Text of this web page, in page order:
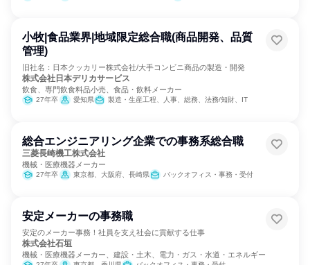
小牧|食品業界|地域限定総合職(商品開発、品質
管理)
旧社名：日本クッカリー株式会社/大手コンビニ商品の製造・開発
株式会社日本デリカサービス
飲食、専門飲食料品小売、食品・飲料メーカー
27年卒 愛知県 製造・生産工程、人事、総務、法務/知財、IT
総合エンジニアリング企業での事務系総合職
三菱長崎機工株式会社
機械・医療機器メーカー
27年卒 東京都、大阪府、長崎県 バックオフィス・事務・受付
安定メーカーの事務職
安定のメーカー事務！社員を支え社会に貢献する仕事
株式会社石垣
機械・医療機器メーカー、建設・土木、電力・ガス・水道・エネルギー